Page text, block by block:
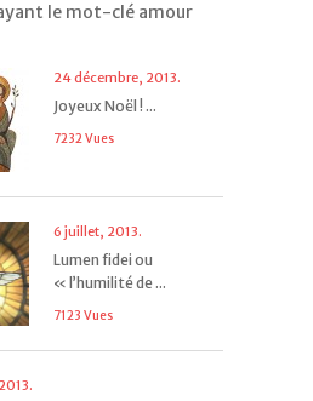
le mot-clé amour
24 décembre, 2013.
Joyeux Noël ! ...
7232 Vues
6 juillet, 2013.
Lumen fidei ou
« l’humilité de ...
7123 Vues